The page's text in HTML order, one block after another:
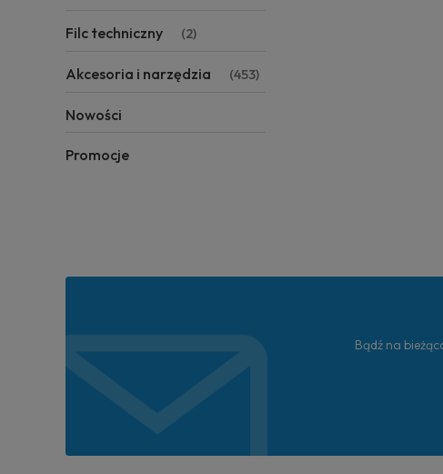
Filc techniczny (2)
Akcesoria i narzędzia (453)
Nowości
Promocje
Bądź na